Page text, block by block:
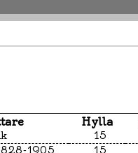
Hylla
15
1905 15